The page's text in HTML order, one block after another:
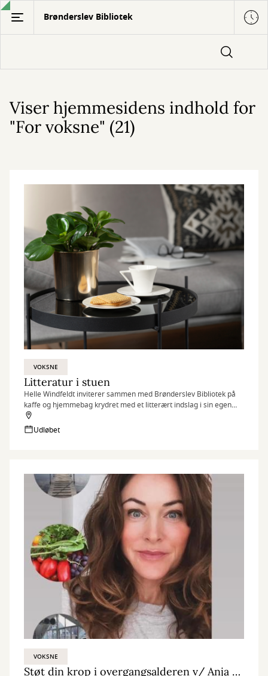
Gå
hovedindhold
Brønderslev Bibliotek
Viser hjemmesidens indhold for
"For voksne" (21)
VOKSNE
Litteratur i stuen
Helle Windfeldt inviterer sammen med Brønderslev Bibliotek på
kaffe og hjemmebag krydret med et litterært indslag i sin egen
stue i Thise. Aftenen består af oplæsning, samtale og rig mulighed
for spørgsmål.
Udløbet
VOKSNE
Støt din krop i overgangsalderen v/ Anja Otte